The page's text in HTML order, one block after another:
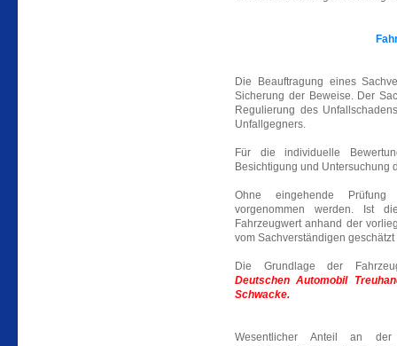
Die Beauftragung eines
Sicherung der Beweise. Der
Regulierung des
Unfallgegners.
Für die individuelle
Besichtigung und Untersuchung
Ohne eingehende
vorgenommen werden. Ist
Fahrzeugwert anhand der
vom Sachverständigen
Die Grundlage der
DeutschenAutomobil
Schwacke.
Wesentlicher Anteil an der